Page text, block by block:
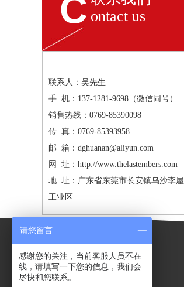
C ontact us
联系人：吴先生
手 机：137-1281-9698（微信同号）
销售热线：0769-85390098
传 真：0769-85393958
邮 箱：dghuanan@aliyun.com
网 址：http://www.thelastembers.com
地 址：广东省东莞市长安镇乌沙李屋
工业区
请您留言
感谢您的关注，当前客服人员不在
线，请填写一下您的信息，我们会
尽快和您联系。